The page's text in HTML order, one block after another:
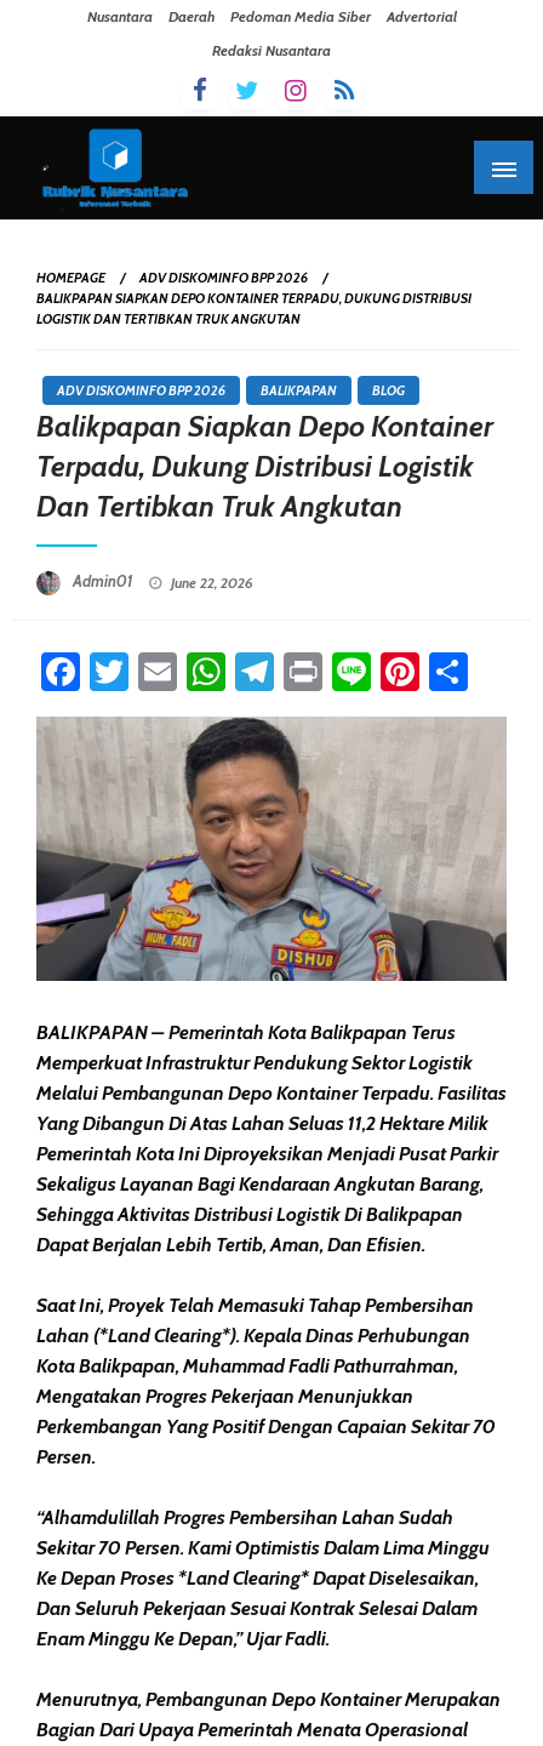
Nusantara Daerah Pedoman Media Siber
Advertorial
Redaksi Nusantara
HOMEPAGE
ADV DISKOMINFO BPP 2026
BALIKPAPAN SIAPKAN DEPO KONTAINER TERPADU, DUKUNG DISTRIBUSI
LOGISTIK DAN TERTIBKAN TRUK ANGKUTAN
ADV DISKOMINFO BPP 2026 BALIKPAPAN BLOG
Balikpapan Siapkan Depo Kontainer
Terpadu, Dukung Distribusi Logistik
Dan Tertibkan Truk Angkutan
Admin01 June 22, 2026
Facebook
Twitter
EmailWhatsApp
Telegram
PrintLine
BALIKPAPAN – Pemerintah Kota Balikpapan Terus
Memperkuat Infrastruktur Pendukung Sektor Logistik
Melalui Pembangunan Depo Kontainer Terpadu. Fasilitas
Yang Dibangun Di Atas Lahan Seluas 11,2 Hektare Milik
Pemerintah Kota Ini Diproyeksikan Menjadi Pusat Parkir
Sekaligus Layanan Bagi Kendaraan Angkutan Barang,
Sehingga Aktivitas Distribusi Logistik Di Balikpapan
Dapat Berjalan Lebih Tertib, Aman, Dan Efisien.
Saat Ini, Proyek Telah Memasuki Tahap Pembersihan
Lahan (*land Clearing*). Kepala Dinas Perhubungan
Kota Balikpapan, Muhammad Fadli Pathurrahman,
Mengatakan Progres Pekerjaan Menunjukkan
Perkembangan Yang Positif Dengan Capaian Sekitar 70
Persen.
“Alhamdulillah Progres Pembersihan Lahan Sudah
Sekitar 70 Persen. Kami Optimistis Dalam Lima Minggu
Ke Depan Proses *land Clearing* Dapat Diselesaikan,
Dan Seluruh Pekerjaan Sesuai Kontrak Selesai Dalam
Enam Minggu Ke Depan,” Ujar Fadli.
Menurutnya, Pembangunan Depo Kontainer Merupakan
Bagian Dari Upaya Pemerintah Menata Operasional